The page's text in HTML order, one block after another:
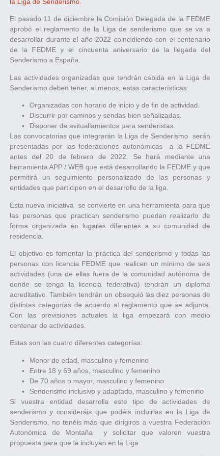
El pasado 11 de diciembre la Comisión Delegada de la FEDME
aprobó el reglamento de la Liga de senderismo que se va a
desarrollar durante el año 2022 coincidiendo con el centenario
de la FEDME y el cincuenta aniversario de la llegada del
Senderismo a España.
Las actividades organizadas que tendrán cabida en la Liga de
Senderismo deben tener, al menos, estas características:
Organizadas con horario de inicio y de fin de actividad.
Discurrir por caminos y sendas bien señalizadas.
Disponer de avituallamientos para senderistas.
Las convocatorias que integrarán la Liga de Senderismo serán
presentadas por las federaciones autonómicas a la FEDME
antes del 20 de febrero de 2022. Se hará mediante una
herramienta APP / WEB que está desarrollando la FEDME y que
permitirá un seguimiento personalizado de las personas y
entidades que participen en el desarrollo de la liga.
Esta nueva iniciativa se convierte en una herramienta para que
las personas que practican senderismo puedan realizarlo de
forma organizada en lugares diferentes a su comunidad de
residencia.
El objetivo es fomentar la práctica del senderismo y todas las
personas con licencia FEDME que realicen un mínimo de seis
actividades (una de ellas fuera de la comunidad autónoma de
donde se tenga la licencia federativa) tendrán un diploma
acreditativo. También tendrán un obsequió las diez personas de
distintas categorías de acuerdo al reglamento que se adjunta.
Con las previsiones actuales la liga empezará con medio
centenar de actividades.
Estas son las cuatro diferentes categorías:
Menor de edad, masculino y femenino
Entre 18 y 69 años, masculino y femenino
De 70 años o mayor, masculino y femenino
Senderismo inclusivo y adaptado, masculino y femenino
Si vuestra entidad desarrolla este tipo de actividades de
senderismo y consideráis que podéis incluirlas en la Liga de
Senderismo, no tenéis más que dirigiros a vuestra Federación
Autonómica de Montaña y solicitar que valoren vuestra
propuesta para que la incluyan en la Liga.